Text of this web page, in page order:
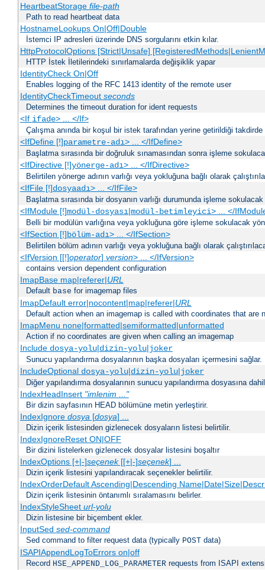
HeartbeatStorage file-path
Path to read heartbeat data
HostnameLookups On|Off|Double
İstemci IP adresleri üzerinde DNS sorgularını etkin kılar.
HttpProtocolOptions [Strict|Unsafe]
HTTP İstek İletilerindeki sınırlamalarda değişiklik yapar
IdentityCheck On|Off
Enables logging of the RFC 1413 identity of the remote user
IdentityCheckTimeout seconds
Determines the timeout duration for ident requests
<If ifade> ... </If>
Çalışma anında bir koşul bir istek tarafından yerine getirildiği takdirde
<IfDefine [!]parametre-adı> ... </IfDefine>
Başlatma sırasında bir doğruluk sınamasından sonra işleme
<IfDirective [!]yönerge-adı> ... </IfDirective>
Belirtilen yönerge adının varlığı veya yokluğuna bağlı olarak
<IfFile [!]dosyaadı> ... </IfFile>
Başlatma sırasında bir dosyanın varlığı durumunda işleme
<IfModule [!]modül-dosyası|modül-betimleyici> ... </
Belli bir modülün varlığına veya yokluğuna göre işleme sokulacak
<IfSection [!]bölüm-adı> ... </IfSection>
Belirtilen bölüm adının varlığı veya yokluğuna bağlı olarak
<IfVersion [[!]operator] version> ... </IfVersion>
contains version dependent configuration
ImapBase map|referer|URL
Default base for imagemap files
ImapDefault error|nocontent|map|referer|URL
Default action when an imagemap is called with coordinates that are
ImapMenu none|formatted|semiformatted|unformatted
Action if no coordinates are given when calling an imagemap
Include dosya-yolu|dizin-yolu|joker
Sunucu yapılandırma dosyalarının başka dosyaları içermesini sağlar.
IncludeOptional dosya-yolu|dizin-yolu|joker
Diğer yapılandırma dosyalarının sunucu yapılandırma dosyasına
IndexHeadInsert "imlenim ..."
Bir dizin sayfasının HEAD bölümüne metin yerleştirir.
IndexIgnore dosya[dosya] ...
Dizin içerik listesinden gizlenecek dosyaların listesi belirtilir.
IndexIgnoreReset ON|OFF
Bir dizini listelerken gizlenecek dosyalar listesini boşaltır
IndexOptions [+|-]seçenek[[+|-]seçenek] ...
Dizin içerik listesini yapılandıracak seçenekler belirtilir.
IndexOrderDefault Ascending|Descending
Dizin içerik listesinin öntanımlı sıralamasını belirler.
IndexStyleSheet url-yolu
Dizin listesine bir biçembent ekler.
InputSed sed-command
Sed command to filter request data (typically POST data)
ISAPIAppendLogToErrors on|off
Record HSE_APPEND_LOG_PARAMETER requests from ISAPI